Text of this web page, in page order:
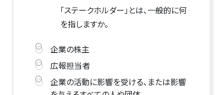
「ステークホルダー」とは、一般的に何
を指しますか。
企業の株主
広報担当者
企業の活動に影響を受ける、または影響